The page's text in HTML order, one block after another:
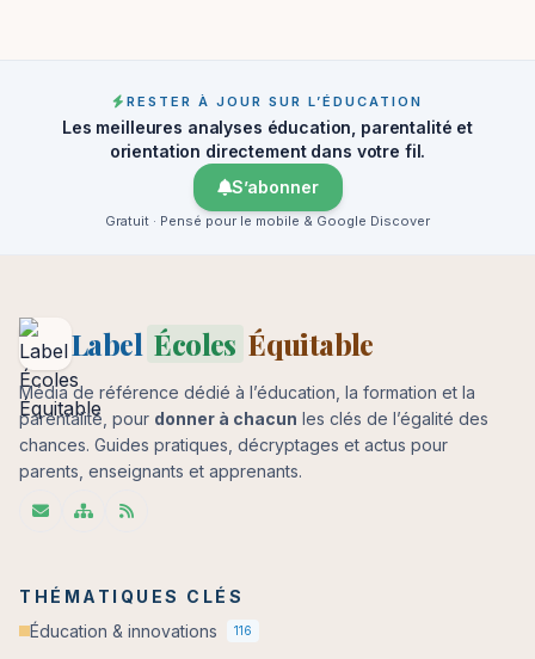
RESTER À JOUR SUR L’ÉDUCATION
Les meilleures analyses éducation, parentalité et
orientation directement dans votre fil.
S’abonner
Gratuit · Pensé pour le mobile & Google Discover
Label Écoles Équitable
Média de référence dédié à l’éducation, la formation et la
parentalité, pour donner à chacun les clés de l’égalité des
chances. Guides pratiques, décryptages et actus pour
parents, enseignants et apprenants.
THÉMATIQUES CLÉS
Éducation & innovations
116